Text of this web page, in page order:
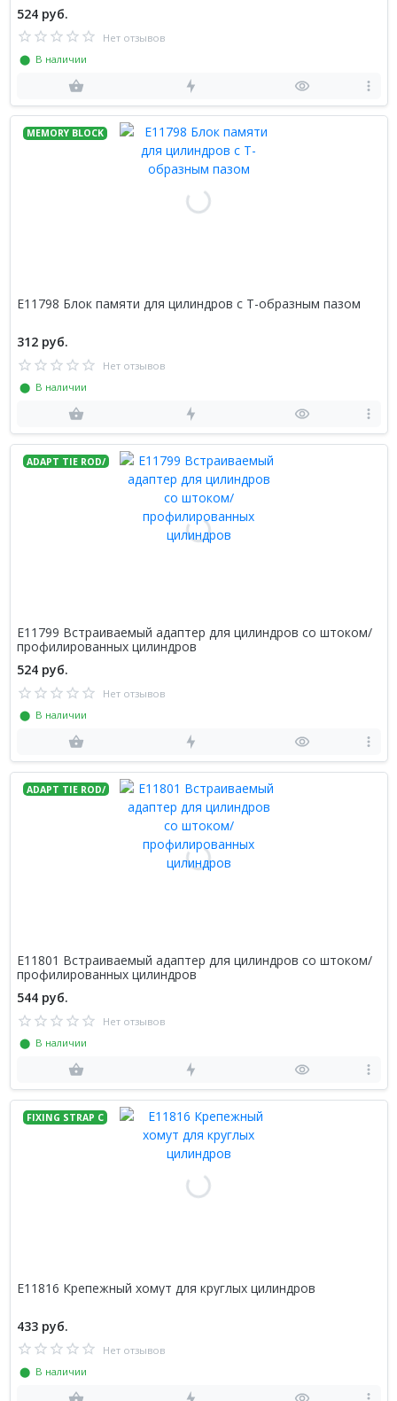
524 руб.
Нет отзывов
⬤ В наличии
MEMORY BLOCK
E11798 Блок памяти для цилиндров с Т-образным пазом
312 руб.
Нет отзывов
⬤ В наличии
ADAPT TIE ROD/
E11799 Встраиваемый адаптер для цилиндров со штоком/
профилированных цилиндров
524 руб.
Нет отзывов
⬤ В наличии
ADAPT TIE ROD/
E11801 Встраиваемый адаптер для цилиндров со штоком/
профилированных цилиндров
544 руб.
Нет отзывов
⬤ В наличии
FIXING STRAP C
E11816 Крепежный хомут для круглых цилиндров
433 руб.
Нет отзывов
⬤ В наличии